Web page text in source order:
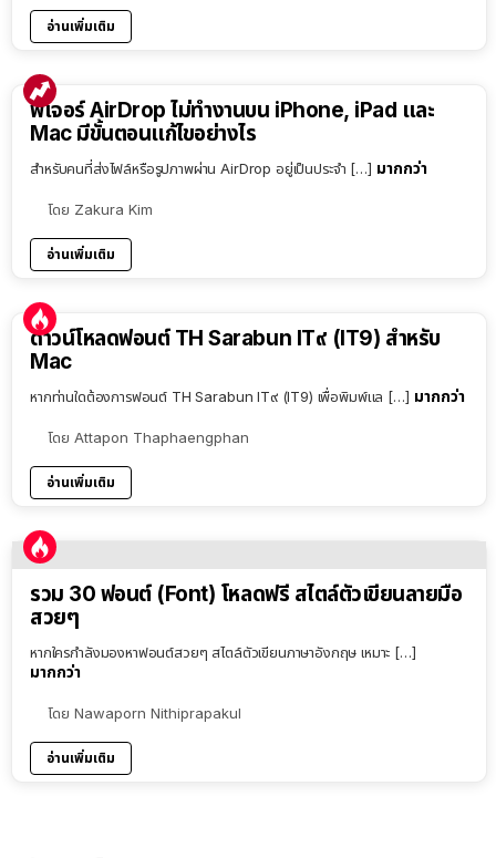
อ่านเพิ่มเติม
ฟีเจอร์ AirDrop ไม่ทำงานบน iPhone, iPad และ
Mac มีขั้นตอนแก้ไขอย่างไร
สำหรับคนที่ส่งไฟล์หรือรูปภาพผ่าน AirDrop อยู่เป็นประจำ […] มากกว่า
โดย Zakura Kim
อ่านเพิ่มเติม
ดาวน์โหลดฟอนต์ TH Sarabun IT๙ (IT9) สำหรับ
Mac
หากท่านใดต้องการฟอนต์ TH Sarabun IT๙ (IT9) เพื่อพิมพ์แล […] มากกว่า
โดย Attapon Thaphaengphan
อ่านเพิ่มเติม
รวม 30 ฟอนต์ (Font) โหลดฟรี สไตล์ตัวเขียนลายมือ
สวยๆ
หากใครกำลังมองหาฟอนต์สวยๆ สไตล์ตัวเขียนภาษาอังกฤษ เหมาะ […]
มากกว่า
โดย Nawaporn Nithiprapakul
อ่านเพิ่มเติม